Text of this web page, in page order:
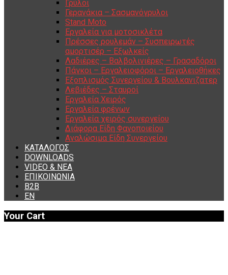
Γρύλοι
Γερανάκια – Σασμανόγρυλοι
Stand Moto
Εργαλεία για μοτοσικλέτα
Πρέσσες ρουλεμάν – Συσπειρωτές
αμορτισέρ – Εξωλκείς
Λαδιέρες – Βαλβολινιέρες – Γρασαδόροι
Πάγκοι – Εργαλειοφόροι – Εργαλειοθήκες
Εξοπλισμός Συνεργείου & Βουλκανιζατερ
Λεβιέδες – Σταυροί
Εργαλεία Χειρός
Εργαλεία φρένων
Εργαλεία χειρός συνεργείου
Διάφορα Είδη Φανοποιείου
Αναλώσιμα Είδη Συνεργείου
ΚΑΤΑΛΟΓΟΣ
DOWNLOADS
VIDEO & ΝΕΑ
ΕΠΙΚΟΙΝΩΝΙΑ
B2B
ΕΝ
Your Cart